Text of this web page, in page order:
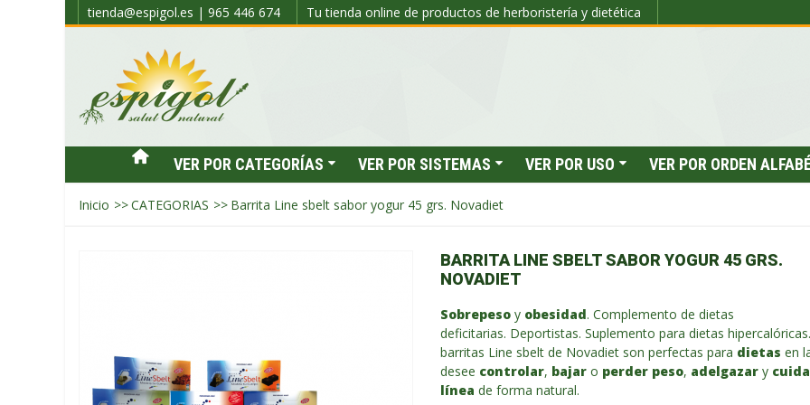
tienda@espigol.es | 965 446 674 Tu tienda online de productos de herboristería y dietética
VER POR CATEGORÍAS VER POR SISTEMAS VER POR USO VER POR ORDEN
Inicio >>CATEGORIAS >> Barrita Line sbelt sabor yogur 45 grs. Novadiet
BARRITA LINE SBELT SABOR YOGUR 45 GRS.
NOVADIET
Sobrepesoy obesidad. Complemento de dietas
deficitarias. Deportistas. Suplemento para dietas
barritas Line sbelt de Novadiet son perfectas para dietas en
desee controlar, bajaro perder peso, adelgazary
línea de forma natural.